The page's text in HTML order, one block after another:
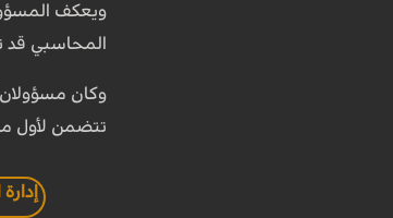
ويعكف
المحاسبي قد
تتضمن لأول